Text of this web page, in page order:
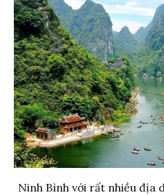
Ninh Bình với rất nhiều địa